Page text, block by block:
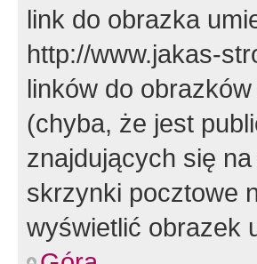
link do obrazka
http://www.jakas-
linków do
(chyba, że jest
znajdujących się
skrzynki pocztowe
wyświetlić obrazek